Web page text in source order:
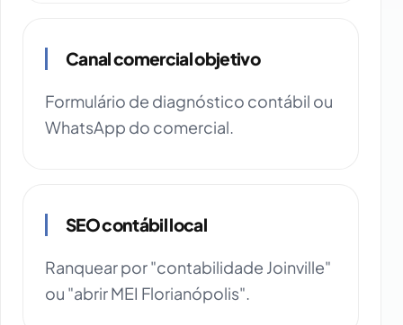
Canal comercial objetivo
Formulário de diagnóstico contábil ou
WhatsApp do comercial.
SEO contábil local
Ranquear por "contabilidade Joinville"
ou "abrir MEI Florianópolis".